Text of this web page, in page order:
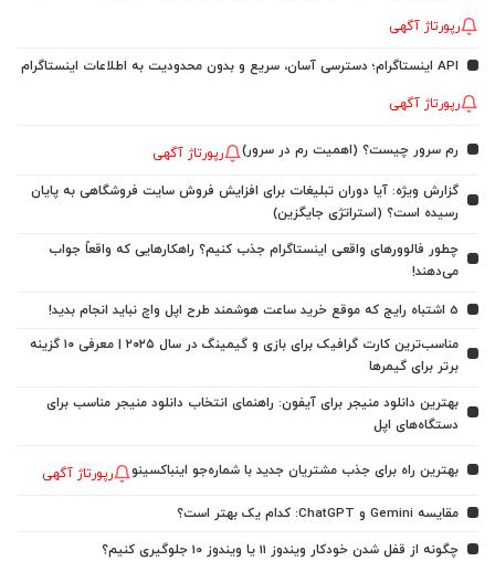
رپورتاژ آگهی
API اینستاگرام؛ دسترسی آسان، سریع و بدون محدودیت به اطلاعات اینستاگرام
رپورتاژ آگهی
رم سرور چیست؟ (اهمیت رم در سرور) رپورتاژ آگهی
گزارش ویژه: آیا دوران تبلیغات برای افزایش فروش سایت فروشگاهی به پایان
رسیده است؟ (استراتژی جایگزین)
چطور فالوورهای واقعی اینستاگرام جذب کنیم؟ راهکارهایی که واقعاً جواب
می‌دهند!
5 اشتباه رایج که موقع خرید ساعت هوشمند طرح اپل واچ نباید انجام بدید!
مناسب‌ترین کارت گرافیک برای بازی و گیمینگ در سال ۲۰۲۵ | معرفی ۱۰ گزینه
برتر برای گیمرها
بهترین دانلود منیجر برای آیفون: راهنمای انتخاب دانلود منیجر مناسب برای
دستگاه‌های اپل
بهترین راه برای جذب مشتریان جدید با شماره‌جو اینباکسینو رپورتاژ آگهی
مقایسه Gemini و ChatGPT: کدام یک بهتر است؟
چگونه از قفل شدن خودکار ویندوز 11 یا ویندوز 10 جلوگیری کنیم؟